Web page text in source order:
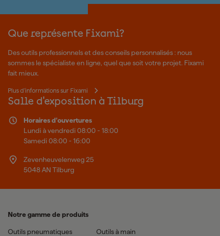
Que représente Fixami?
Des outils professionnels et des conseils personnalisés : nous
sommes le spécialiste en ligne, quel que soit votre projet. Fixami
fait mieux.
Plus d'informations sur Fixami
Salle d'exposition à Tilburg
Horaires d'ouvertures
Lundi à vendredi 08:00 - 18:00
Samedi 08:00 - 16:00
Zevenheuvelenweg 25
5048 AN Tilburg
Notre gamme de produits
Outils pneumatiques
Outils à main